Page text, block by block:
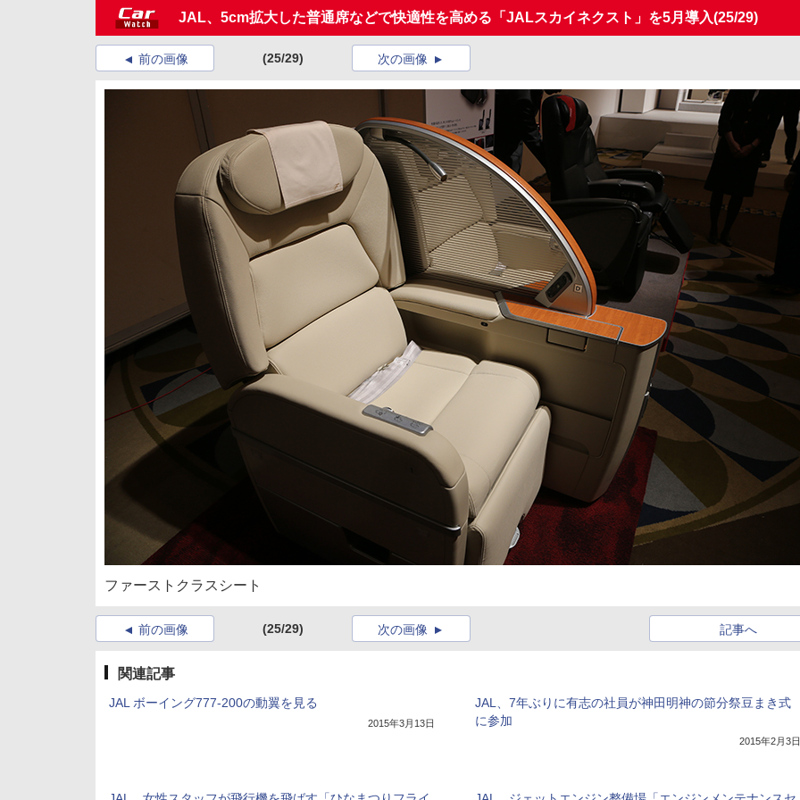
JAL、5cm拡大した普通席などで快適性を高める「JALスカイネクスト」を5月導入(25/29)
前の画像 (25/29) 次の画像
ファーストクラスシート
前の画像 (25/29) 記事へ
次の画像
関連記事
JAL ボーイング777-200の動翼を見る
2015年3月13日
JAL、7年ぶりに有志の社員が神田明神の節分祭豆まき式
に参加
2015年2月3日